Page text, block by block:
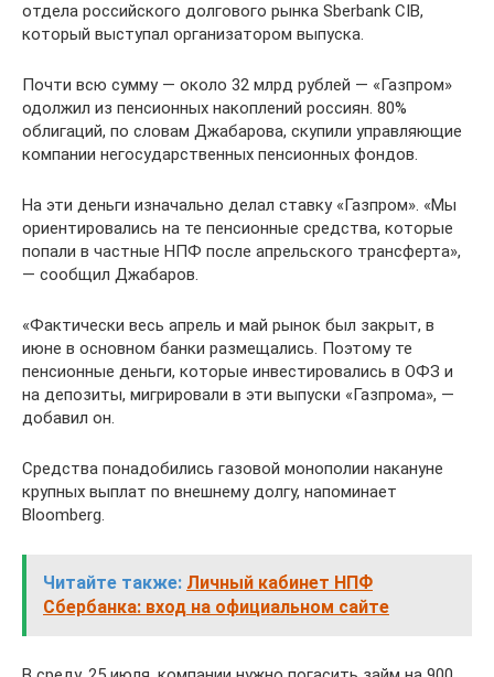
отдела российского долгового рынка Sberbank CIB,
который выступал организатором выпуска.
Почти всю сумму — около 32 млрд рублей — «Газпром»
одолжил из пенсионных накоплений россиян. 80%
облигаций, по словам Джабарова, скупили управляющие
компании негосударственных пенсионных фондов.
На эти деньги изначально делал ставку «Газпром». «Мы
ориентировались на те пенсионные средства, которые
попали в частные НПФ после апрельского трансферта»,
— сообщил Джабаров.
«Фактически весь апрель и май рынок был закрыт, в
июне в основном банки размещались. Поэтому те
пенсионные деньги, которые инвестировались в ОФЗ и
на депозиты, мигрировали в эти выпуски «Газпрома», —
добавил он.
Средства понадобились газовой монополии накануне
крупных выплат по внешнему долгу, напоминает
Bloomberg.
Читайте также: Личный кабинет НПФ
Сбербанка: вход на официальном сайте